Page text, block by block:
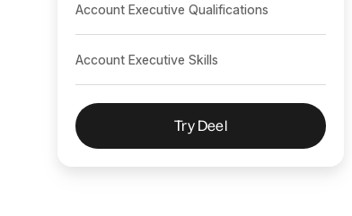
Account Executive Qualifications
Account Executive Skills
Try Deel